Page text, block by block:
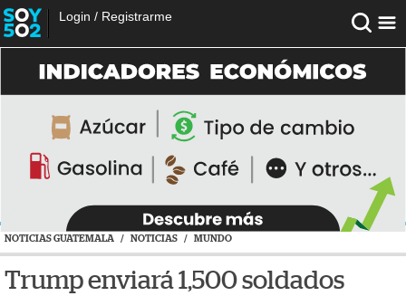
Login / Registrarme
NOTICIAS GUATEMALA / NOTICIAS / MUNDO
Trump enviará 1,500 soldados